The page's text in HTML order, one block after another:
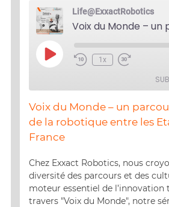
Life@ExxactRobotics
Play
Episode
1x
RSS FEED
SHARE
LINK
EMBED
Voix du Monde – un
de la robotique entre les
France
Chez Exxact Robotics, nous
diversité des parcours et des
moteur essentiel de l’innovation
travers "Voix du Monde", notre